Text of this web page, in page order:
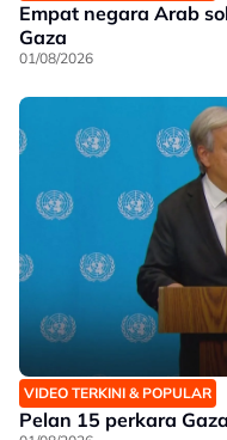
Empat negara Arab
Gaza
01/08/2026
VIDEO TERKINI & POPULAR
Pelan 15 perkara